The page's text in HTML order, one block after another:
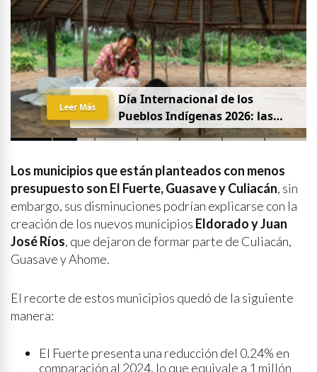
Día Internacional de los
Pueblos Indígenas 2026: las
mujeres que protegen la
Leer Más
Los municipios que están planteados con menos
presupuesto son El Fuerte, Guasave y Culiacán, sin
embargo, sus disminuciones podrían explicarse con la
creación de los nuevos municipios Eldorado y Juan
José Ríos, que dejaron de formar parte de Culiacán,
Guasave y Ahome.
El recorte de estos municipios quedó de la siguiente
manera:
El Fuerte presenta una reducción del 0.24% en
comparación al 2024, lo que equivale a 1 millón